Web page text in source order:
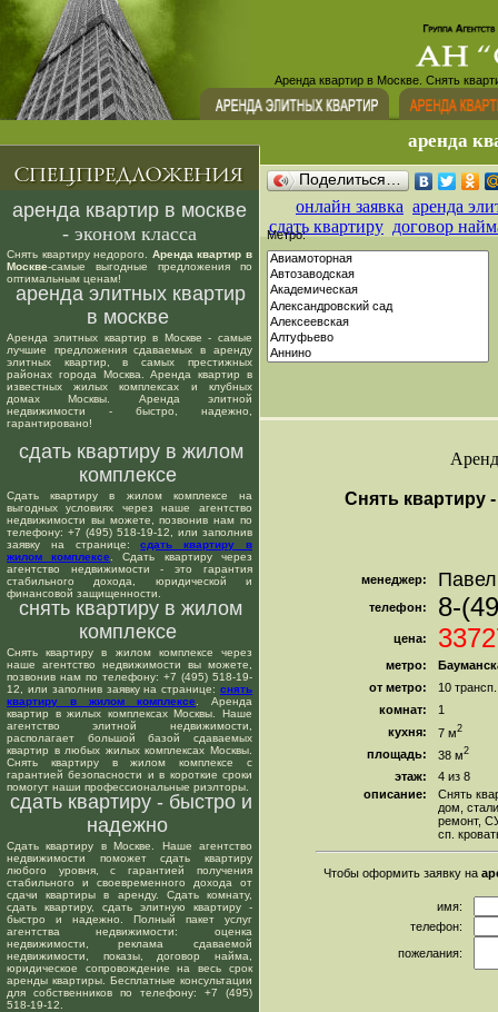
Аренда квартир в Москве. Снять
аренда
аренда квартир в москве
- эконом класса
Снять квартиру недорого. Аренда квартир в
Москве-самые выгодные предложения по
оптимальным ценам!
аренда элитных квартир
в москве
Аренда элитных квартир в Москве - самые
лучшие предложения сдаваемых в аренду
элитных квартир, в самых престижных
районах города Москва. Аренда квартир в
известных жилых комплексах и клубных
домах Москвы. Аренда элитной
недвижимости - быстро, надежно,
гарантировано!
сдать квартиру в жилом
комплексе
Сдать квартиру в жилом комплексе на
выгодных условиях через наше агентство
недвижимости вы можете, позвонив нам по
телефону: +7 (495) 518-19-12, или заполнив
заявку на странице:сдать квартиру в
жилом комплексе . Сдать квартиру через
агентство недвижимости - это гарантия
стабильного дохода, юридической и
финансовой защищенности.
снять квартиру в жилом
комплексе
Снять квартиру в жилом комплексе через
наше агентство недвижимости вы можете,
позвонив нам по телефону: +7 (495) 518-19-
12, или заполнив заявку на странице: снять
квартиру в жилом комплексе . Аренда
квартир в жилых комплексах Москвы. Наше
агентство элитной недвижимости,
располагает большой базой сдаваемых
квартир в любых жилых комплексах Москвы.
Снять квартиру в жилом комплексе с
гарантией безопасности и в короткие сроки
помогут наши профессиональные риэлторы.
сдать квартиру - быстро и
надежно
Сдать квартиру в Москве. Наше агентство
недвижимости поможет сдать квартиру
любого уровня, с гарантией получения
стабильного и своевременного дохода от
сдачи квартиры в аренду. Сдать комнату,
сдать квартиру, сдать элитную квартиру -
быстро и надежно. Полный пакет услуг
агентства недвижимости: оценка
недвижимости, реклама сдаваемой
недвижимости, показы, договор найма,
юридическое сопровождение на весь срок
аренды квартиры. Бесплатные консультации
для собственников по телефону: +7 (495)
518-19-12.
Поделиться…
онлайн заявка аренда
сдать квартиру договор
Метро:
Снять квартиру
менеджер: Павел
телефон: 8-
цена:
метро:
от метро:
10
комнат:
1
кухня:
7 м2
площадь: 38 м2
этаж:
4 из 8
описание:
Снять
дом,
ремонт,
сп.
Чтобы оформить заявку на
имя:
телефон:
пожелания: